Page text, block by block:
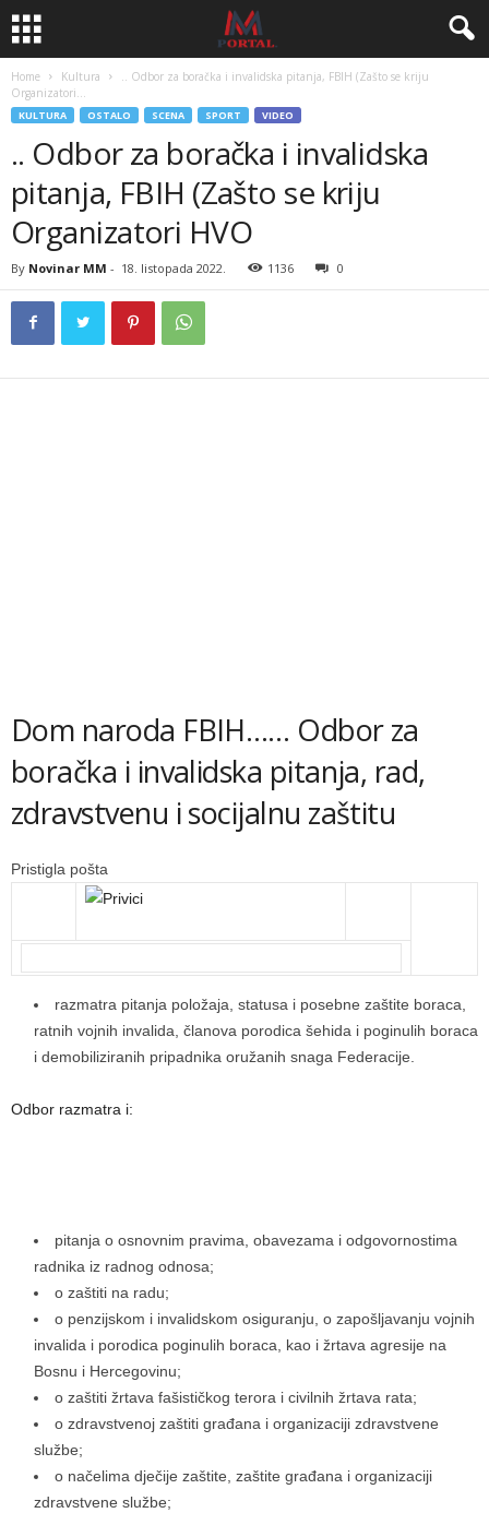
Home Kultura
.. Odbor za boračka i invalidska pitanja, FBIH (Zašto se kriju
Organizatori...
KULTURA OSTALO SCENA SPORT VIDEO
.. Odbor za boračka i invalidska
pitanja, FBIH (Zašto se kriju
Organizatori HVO
By Novinar MM - 18. listopada 2022. 1136 0
Dom naroda FBIH…… Odbor za
boračka i invalidska pitanja, rad,
zdravstvenu i socijalnu zaštitu
Pristigla pošta
razmatra pitanja položaja, statusa i posebne zaštite boraca,
ratnih vojnih invalida, članova porodica šehida i poginulih boraca
i demobiliziranih pripadnika oružanih snaga Federacije.
Odbor razmatra i:
pitanja o osnovnim pravima, obavezama i odgovornostima
radnika iz radnog odnosa;
o zaštiti na radu;
o penzijskom i invalidskom osiguranju, o zapošljavanju vojnih
invalida i porodica poginulih boraca, kao i žrtava agresije na
Bosnu i Hercegovinu;
o zaštiti žrtava fašističkog terora i civilnih žrtava rata;
o zdravstvenoj zaštiti građana i organizaciji zdravstvene
službe;
o načelima dječije zaštite, zaštite građana i organizaciji
zdravstvene službe;